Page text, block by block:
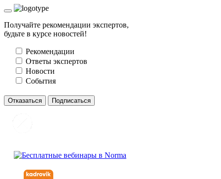
Получайте рекомендации экспертов,
будьте в курсе новостей!
Рекомендации
Ответы экспертов
Новости
События
Отказаться Подписаться